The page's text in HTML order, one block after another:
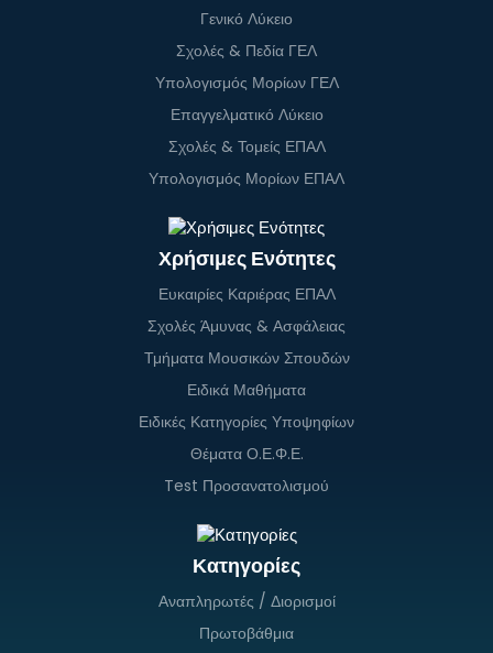
Γενικό Λύκειο
Σχολές & Πεδία ΓΕΛ
Υπολογισμός Μορίων ΓΕΛ
Επαγγελματικό Λύκειο
Σχολές & Τομείς ΕΠΑΛ
Υπολογισμός Μορίων ΕΠΑΛ
Χρήσιμες Ενότητες
Ευκαιρίες Καριέρας ΕΠΑΛ
Σχολές Άμυνας & Ασφάλειας
Τμήματα Μουσικών Σπουδών
Ειδικά Μαθήματα
Ειδικές Κατηγορίες Υποψηφίων
Θέματα Ο.Ε.Φ.Ε.
Test Προσανατολισμού
Κατηγορίες
Αναπληρωτές / Διορισμοί
Πρωτοβάθμια